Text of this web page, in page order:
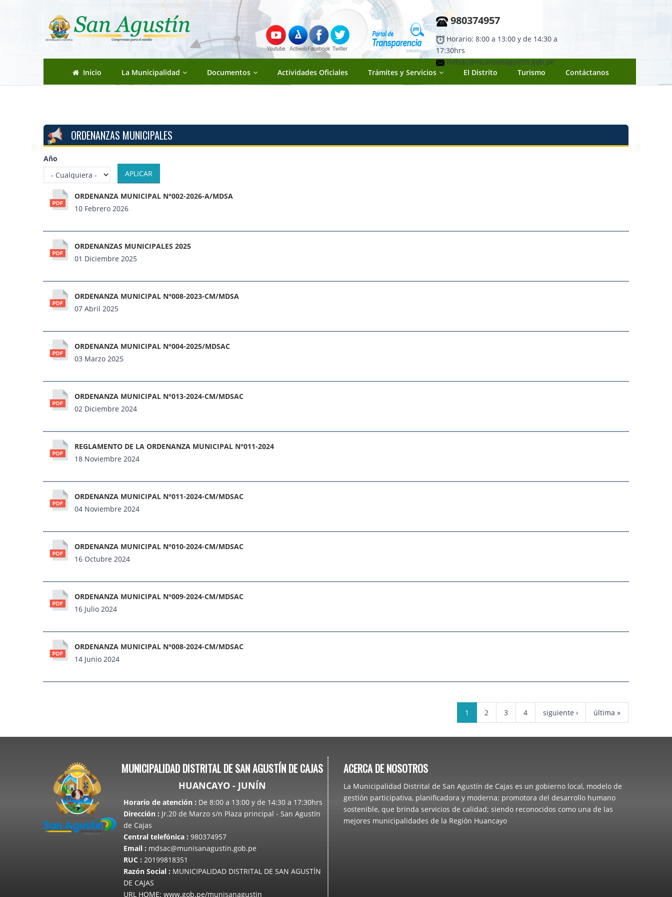
Inicio La Municipalidad Documentos Actividades Oficiales Trámites y Servicios El Distrito Turismo Contáctanos
980374957
Horario: 8:00 a 13:00 y de 14:30 a
17:30hrs
mdsac@munisanagustin.gob.pe
ORDENANZAS MUNICIPALES
Año
ORDENANZA MUNICIPAL N°002-2026-A/MDSA
10 Febrero 2026
ORDENANZAS MUNICIPALES 2025
01 Diciembre 2025
ORDENANZA MUNICIPAL N°008-2023-CM/MDSA
07 Abril 2025
ORDENANZA MUNICIPAL N°004-2025/MDSAC
03 Marzo 2025
ORDENANZA MUNICIPAL N°013-2024-CM/MDSAC
02 Diciembre 2024
REGLAMENTO DE LA ORDENANZA MUNICIPAL N°011-2024
18 Noviembre 2024
ORDENANZA MUNICIPAL N°011-2024-CM/MDSAC
04 Noviembre 2024
ORDENANZA MUNICIPAL N°010-2024-CM/MDSAC
16 Octubre 2024
ORDENANZA MUNICIPAL N°009-2024-CM/MDSAC
16 Julio 2024
ORDENANZA MUNICIPAL N°008-2024-CM/MDSAC
14 Junio 2024
1 2 3 4 siguiente › última »
MUNICIPALIDAD DISTRITAL DE SAN AGUSTÍN DE CAJAS
HUANCAYO - JUNÍN
Horario de atención : De 8:00 a 13:00 y de 14:30 a 17:30hrs
Dirección : Jr.20 de Marzo s/n Plaza principal - San Agustín
de Cajas
Central telefónica : 980374957
Email : mdsac@munisanagustin.gob.pe
RUC : 20199818351
Razón Social : MUNICIPALIDAD DISTRITAL DE SAN AGUSTÍN
DE CAJAS
URL HOME: www.gob.pe/munisanagustin
ACERCA DE NOSOTROS
La Municipalidad Distrital de San Agustín de Cajas es un gobierno local, modelo de
gestión participativa, planificadora y moderna; promotora del desarrollo humano
sostenible, que brinda servicios de calidad; siendo reconocidos como una de las
mejores municipalidades de la Región Huancayo